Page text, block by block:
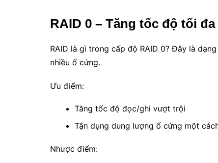
RAID 0 – Tăng tốc độ tối đa
RAID là gì trong cấp độ RAID 0? Đây là
nhiều ổ cứng.
Ưu điểm:
Tăng tốc độ đọc/ghi vượt trội
Tận dụng dung lượng ổ cứng một
Nhược điểm: